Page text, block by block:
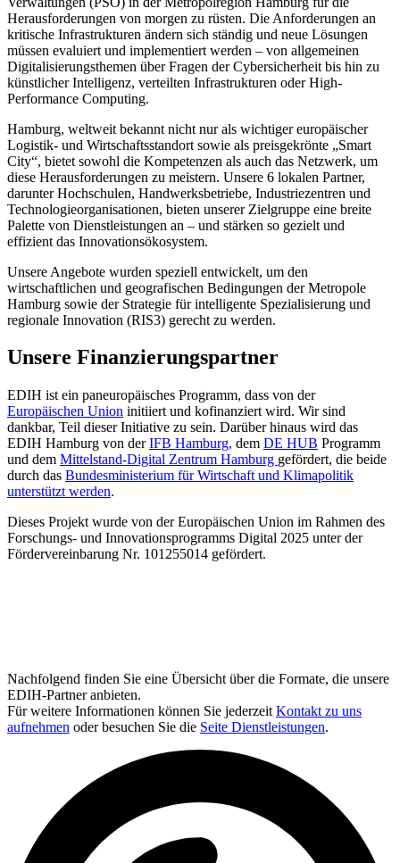
Herausforderungen von morgen zu rüsten. Die Anforderungen an
kritische Infrastrukturen ändern sich ständig und neue Lösungen
müssen evaluiert und implementiert werden – von allgemeinen
Digitalisierungsthemen über Fragen der Cybersicherheit bis hin zu
künstlicher Intelligenz, verteilten Infrastrukturen oder High-
Performance Computing.
Hamburg, weltweit bekannt nicht nur als wichtiger europäischer
Logistik- und Wirtschaftsstandort sowie als preisgekrönte „Smart
City“, bietet sowohl die Kompetenzen als auch das Netzwerk, um
diese Herausforderungen zu meistern. Unsere 6 lokalen Partner,
darunter Hochschulen, Handwerksbetriebe, Industriezentren und
Technologieorganisationen, bieten unserer Zielgruppe eine breite
Palette von Dienstleistungen an – und stärken so gezielt und
effizient das Innovationsökosystem.
Unsere Angebote wurden speziell entwickelt, um den
wirtschaftlichen und geografischen Bedingungen der Metropole
Hamburg sowie der Strategie für intelligente Spezialisierung und
regionale Innovation (RIS3) gerecht zu werden.
Unsere Finanzierungspartner
EDIH ist ein paneuropäisches Programm, dass von der
Europäischen Union initiiert und kofinanziert wird. Wir sind
dankbar, Teil dieser Initiative zu sein. Darüber hinaus wird das
EDIH Hamburg von derIFB Hamburg, dem DE HUB Programm
und dem Mittelstand-Digital Zentrum Hamburg gefördert, die beide
durch das Bundesministerium für Wirtschaft und Klimapolitik
unterstützt werden.
Dieses Projekt wurde von der Europäischen Union im Rahmen des
Forschungs- und Innovationsprogramms Digital 2025 unter der
Fördervereinbarung Nr. 101255014 gefördert.
Nachfolgend finden Sie eine Übersicht über die Formate, die unsere
EDIH-Partner anbieten.
Für weitere Informationen können Sie jederzeit Kontakt zu uns
aufnehmen oder besuchen Sie die Seite Dienstleistungen.